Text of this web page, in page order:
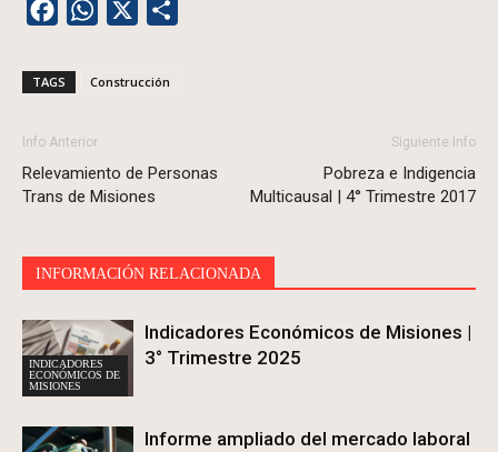
FacebookWhatsApp
TAGS Construcción
Info Anterior
Relevamiento de Personas
Trans de Misiones
Siguiente Info
Pobreza e Indigencia
Multicausal | 4° Trimestre 2017
INFORMACIÓN RELACIONADA
INDICADORES
ECONÓMICOS DE
MISIONES
Indicadores Económicos de Misiones |
3° Trimestre 2025
Informe ampliado del mercado laboral